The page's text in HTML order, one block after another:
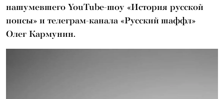
нашумевшего YouTube-шоу «История русской
попсы» и телеграм-канала «Русский шаффл»
Олег Кармунин.